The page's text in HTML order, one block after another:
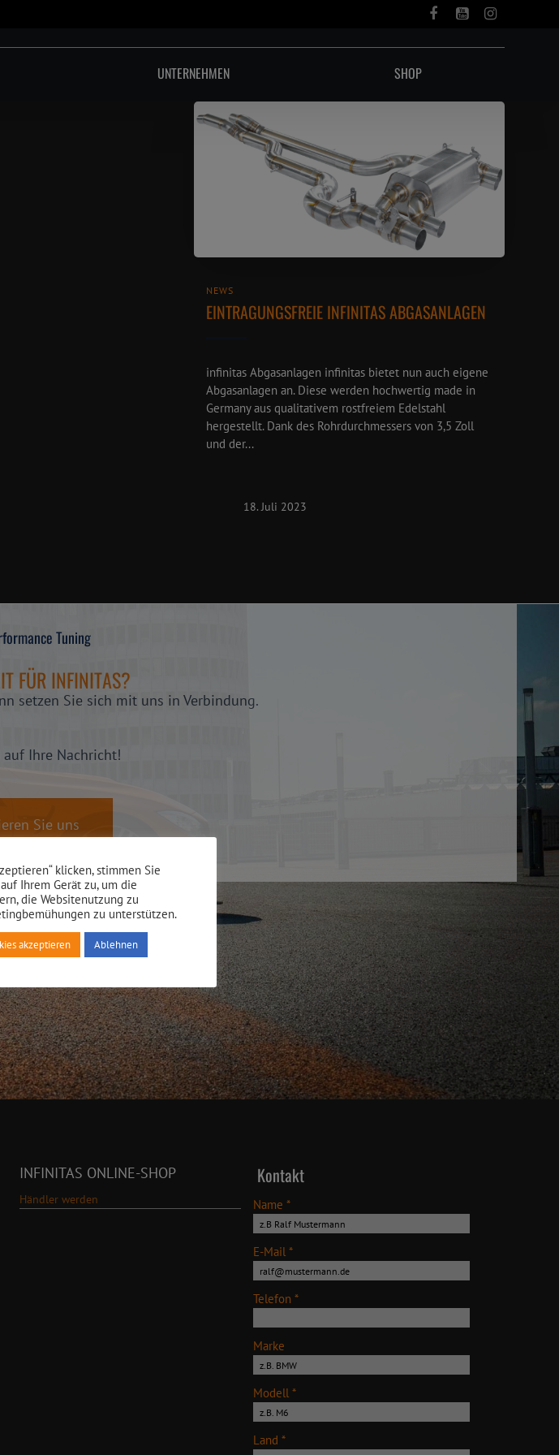
UNTERNEHMEN SHOP
NEWS
EINTRAGUNGSFREIE INFINITAS ABGASANLAGEN
infinitas Abgasanlagen infinitas bietet nun auch eigene
Abgasanlagen an. Diese werden hochwertig made in
Germany aus qualitativem rostfreiem Edelstahl
hergestellt. Dank des Rohrdurchmessers von 3,5 Zoll
und der...
18. Juli 2023
Tuning
FÜR INFINITAS?
setzen Sie sich mit uns in Verbindung.
Ihre Nachricht!
Sie uns
INFINITAS ONLINE-SHOP
Händler werden
Kontakt
Name *
E-Mail *
Telefon *
Marke
Modell *
Land *
klicken, stimmen Sie
Ihrem Gerät zu, um die
die Websitenutzung zu
zu unterstützen.
akzeptieren Ablehnen